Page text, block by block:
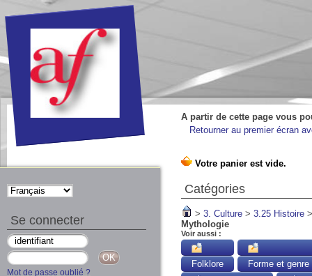
A partir de cette page vous
Retourner au premier écran
Catégories
> 3. Culture > 3.25 Histoire
Mythologie
Voir aussi :
Folklore Forme et genre
Se connecter
Mot de passe oublié ?